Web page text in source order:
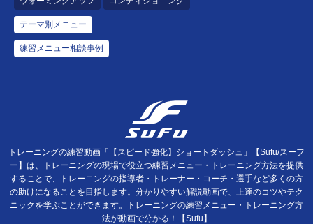
テーマ別メニュー
練習メニュー相談事例
トレーニングの練習動画「【スピード強化】ショートダッシュ」【Sufu/スーフ
ー】は、トレーニングの現場で役立つ練習メニュー・トレーニング方法を提供
することで、トレーニングの指導者・トレーナー・コーチ・選手など多くの方
の助けになることを目指します。分かりやすい解説動画で、上達のコツやテク
ニックを学ぶことができます。トレーニングの練習メニュー・トレーニング方
法が動画で分かる！【Sufu】